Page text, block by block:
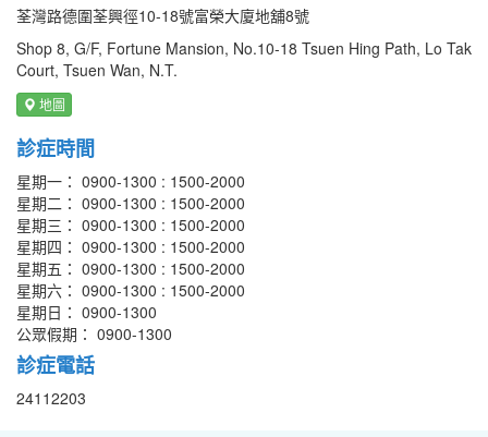
荃灣路德圍荃興徑10-18號富榮大廈地舖8號
Shop 8, G/F, Fortune Mansion, No.10-18 Tsuen Hing Path, Lo Tak
Court, Tsuen Wan, N.T.
地圖
診症時間
星期一： 0900-1300 : 1500-2000
星期二： 0900-1300 : 1500-2000
星期三： 0900-1300 : 1500-2000
星期四： 0900-1300 : 1500-2000
星期五： 0900-1300 : 1500-2000
星期六： 0900-1300 : 1500-2000
星期日： 0900-1300
公眾假期： 0900-1300
診症電話
24112203